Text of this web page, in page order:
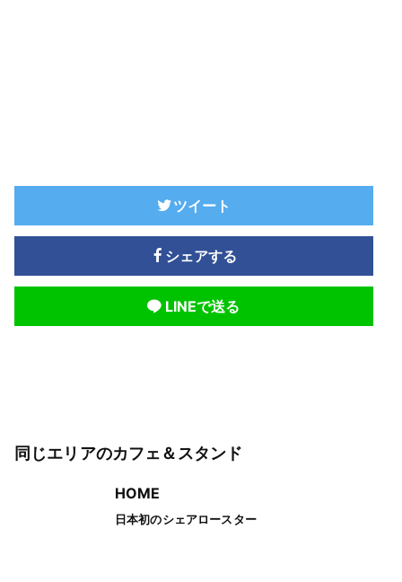
ツイート
シェアする
LINEで送る
同じエリアのカフェ＆スタンド
HOME
日本初のシェアロースター